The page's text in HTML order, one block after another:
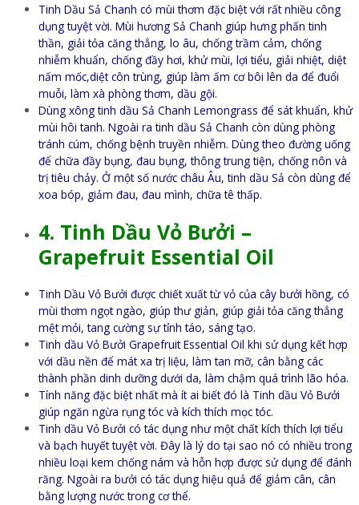
Tinh Dầu Sả Chanh có mùi thơm đặc biệt với rất nhiều công
dụng tuyệt vời. Mùi hương Sả Chanh giúp hưng phấn tinh
thần, giải tỏa căng thẳng, lo âu, chống trầm cảm, chống
nhiễm khuẩn, chống đầy hơi, khử mùi, lợi tiểu, giải nhiệt, diệt
nấm mốc,diệt côn trùng, giúp làm ấm cơ bôi lên da để đuổi
muỗi, làm xà phòng thơm, dầu gội.
Dùng xông tinh dầu Sả Chanh Lemongrass để sát khuẩn, khử
mùi hôi tanh. Ngoài ra tinh dầu Sả Chanh còn dùng phòng
tránh cúm, chống bệnh truyền nhiễm. Dùng theo đường uống
để chữa đầy bụng, đau bụng, thông trung tiện, chống nôn và
trị tiêu chảy. Ở một số nước châu Âu, tinh dầu Sả còn dùng để
xoa bóp, giảm đau, đau mình, chữa tê thấp.
4. Tinh Dầu Vỏ Bưởi –
Grapefruit Essential Oil
Tinh Dầu Vỏ Bưởi được chiết xuất từ vỏ của cây bưởi hồng, có
mùi thơm ngọt ngào, giúp thư giản, giúp giải tỏa căng thẳng
mệt mỏi, tang cường sự tỉnh táo, sáng tạo.
Tinh dầu Vỏ Bưởi Grapefruit Essential Oil khi sử dụng kết hợp
với dầu nền để mát xa trị liệu, làm tan mỡ, cân bằng các
thành phần dinh dưỡng dưới da, làm chậm quá trình lão hóa.
Tính năng đặc biệt nhất mà ít ai biết đó là Tinh dầu Vỏ Bưởi
giúp ngăn ngừa rụng tóc và kích thích mọc tóc.
Tinh dầu Vỏ Bưởi có tác dụng như một chất kích thích lợi tiểu
và bạch huyết tuyệt vời. Đây là lý do tại sao nó có nhiều trong
nhiều loại kem chống nám và hỗn hợp được sử dụng để đánh
răng. Ngoài ra bưởi có tác dụng hiệu quả để giảm cân, cân
bằng lượng nước trong cơ thể.